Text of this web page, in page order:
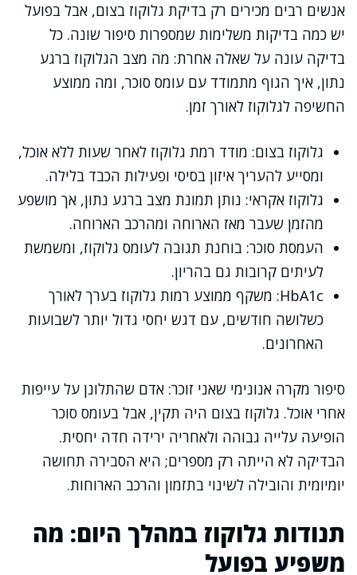
אנשים רבים מכירים רק בדיקת גלוקוז בצום, אבל בפועל
יש כמה בדיקות משלימות שמספרות סיפור שונה. כל
בדיקה עונה על שאלה אחרת: מה מצב הגלוקוז ברגע
נתון, איך הגוף מתמודד עם עומס סוכר, ומה ממוצע
החשיפה לגלוקוז לאורך זמן.
גלוקוז בצום: מודד רמת גלוקוז לאחר שעות ללא אוכל,
ומסייע להעריך איזון בסיסי ופעילות הכבד בלילה.
גלוקוז אקראי: נותן תמונת מצב ברגע נתון, אך מושפע
מהזמן שעבר מאז הארוחה ומהרכב הארוחה.
העמסת סוכר: בוחנת תגובה לעומס גלוקוז, ומשמשת
לעיתים קרובות גם בהריון.
HbA1c: משקף ממוצע רמות גלוקוז בערך לאורך
כשלושה חודשים, עם דגש יחסי גדול יותר לשבועות
האחרונים.
סיפור מקרה אנונימי שאני זוכר: אדם שהתלונן על עייפות
אחרי אוכל. גלוקוז בצום היה תקין, אבל בעומס סוכר
הופיעה עלייה גבוהה ולאחריה ירידה חדה יחסית.
הבדיקה לא הייתה רק מספרים; היא הסבירה תחושה
יומיומית והובילה לשינוי בתזמון והרכב הארוחות.
תנודות גלוקוז במהלך היום: מה
משפיע בפועל